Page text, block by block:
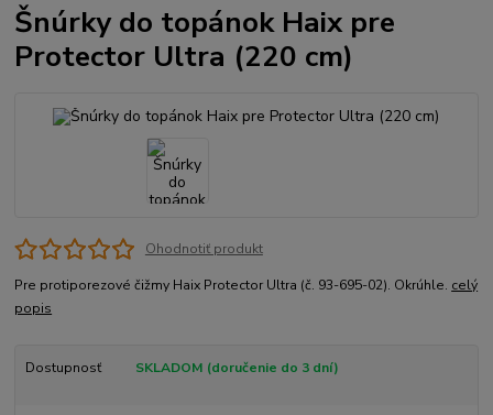
Šnúrky do topánok Haix pre
Protector Ultra (220 cm)
Ohodnotiť produkt
Pre protiporezové čižmy Haix Protector Ultra (č. 93-695-02). Okrúhle. celý
popis
Dostupnosť SKLADOM (doručenie do 3 dní)